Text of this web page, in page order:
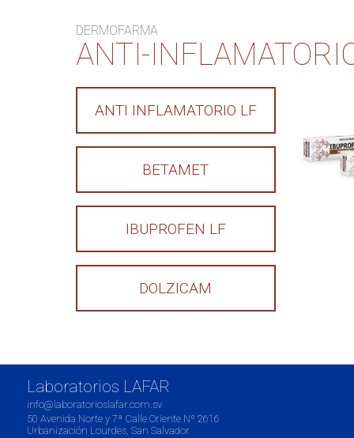
DERMOFARMA
ANTI-
ANTI INFLAMATORIO LF
BETAMET
IBUPROFEN LF
DOLZICAM
Laboratorios LAFAR
info@laboratorioslafar.com.sv
50 Avenida Norte y 7ª Calle Oriente Nº 2616
Urbanización Lourdes, San Salvador